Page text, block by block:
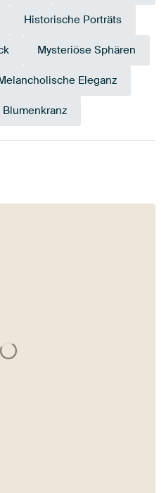
Historische Porträts
Mysteriöse Sphären
Eleganz
Blumenkranz